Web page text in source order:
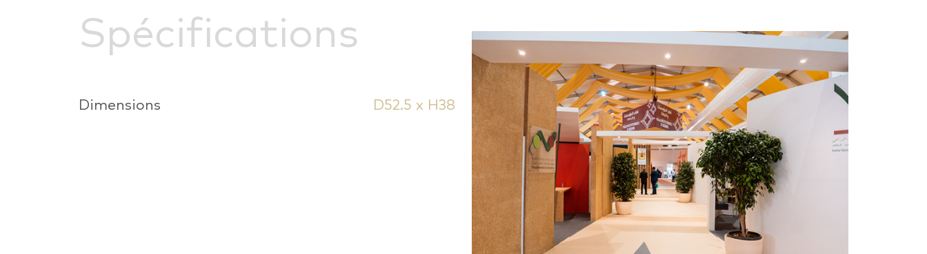
Spécifications
Dimensions D52.5 x H38